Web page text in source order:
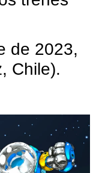
de 2023,
Chile).